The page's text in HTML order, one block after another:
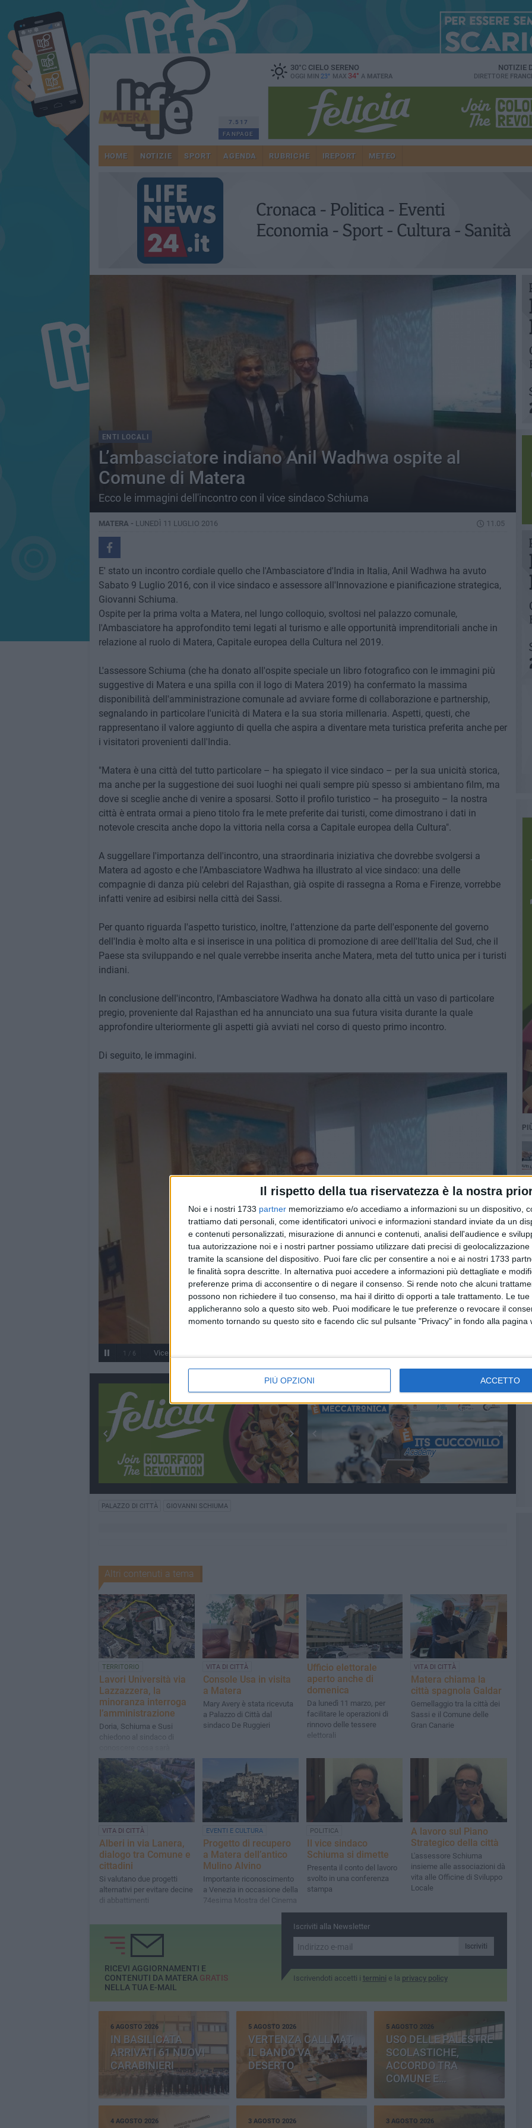
Il rispetto della tua riservatezza è la nostra
Noi e i nostri 1733 partner memorizziamo e/o accediamo a informazioni su un dispositivo,
trattiamo dati personali, come identificatori univoci e informazioni standard inviate da un
e contenuti personalizzati, misurazione di annunci e contenuti, analisi dell'audience e
tua autorizzazione noi e i nostri partner possiamo utilizzare dati precisi di
tramite la scansione del dispositivo. Puoi fare clic per consentire a noi e ai nostri 1733
le finalità sopra descritte. In alternativa puoi accedere a informazioni più dettagliate e
preferenze prima di acconsentire o di negare il consenso. Si rende noto che alcuni
possono non richiedere il tuo consenso, ma hai il diritto di opporti a tale trattamento. Le
applicheranno solo a questo sito web. Puoi modificare le tue preferenze o revocare il
momento tornando su questo sito e facendo clic sul pulsante "Privacy" in fondo alla pagina
PIÙ OPZIONI ACCETTO
7.517
FANPAGE
30°CCIELO SERENO
OGGI MIN 23° MAX 34° A MATERA
NOTIZIE
DIRETTORE
HOME NOTIZIE SPORT AGENDA RUBRICHE IREPORT METEO
ENTI LOCALI
L’ambasciatore indiano Anil Wadhwa ospite al
Comune di Matera
Ecco le immagini dell'incontro con il vice sindaco Schiuma
MATERA - LUNEDÌ 11 LUGLIO 2016 11.05
E' stato un incontro cordiale quello che l'Ambasciatore d'India in Italia, Anil Wadhwa ha avuto
Sabato 9 Luglio 2016, con il vice sindaco e assessore all'Innovazione e pianificazione strategica,
Giovanni Schiuma.
Ospite per la prima volta a Matera, nel lungo colloquio, svoltosi nel palazzo comunale,
l'Ambasciatore ha approfondito temi legati al turismo e alle opportunità imprenditoriali anche in
relazione al ruolo di Matera, Capitale europea della Cultura nel 2019.
L'assessore Schiuma (che ha donato all'ospite speciale un libro fotografico con le immagini più
suggestive di Matera e una spilla con il logo di Matera 2019) ha confermato la massima
disponibilità dell'amministrazione comunale ad avviare forme di collaborazione e partnership,
segnalando in particolare l'unicità di Matera e la sua storia millenaria. Aspetti, questi, che
rappresentano il valore aggiunto di quella che aspira a diventare meta turistica preferita anche per
i visitatori provenienti dall'India.
"Matera è una città del tutto particolare – ha spiegato il vice sindaco – per la sua unicità storica,
ma anche per la suggestione dei suoi luoghi nei quali sempre più spesso si ambientano film, ma
dove si sceglie anche di venire a sposarsi. Sotto il profilo turistico – ha proseguito – la nostra
città è entrata ormai a pieno titolo fra le mete preferite dai turisti, come dimostrano i dati in
notevole crescita anche dopo la vittoria nella corsa a Capitale europea della Cultura".
A suggellare l'importanza dell'incontro, una straordinaria iniziativa che dovrebbe svolgersi a
Matera ad agosto e che l'Ambasciatore Wadhwa ha illustrato al vice sindaco: una delle
compagnie di danza più celebri del Rajasthan, già ospite di rassegna a Roma e Firenze, vorrebbe
infatti venire ad esibirsi nella città dei Sassi.
Per quanto riguarda l'aspetto turistico, inoltre, l'attenzione da parte dell'esponente del governo
dell'India è molto alta e si inserisce in una politica di promozione di aree dell'Italia del Sud, che il
Paese sta sviluppando e nel quale verrebbe inserita anche Matera, meta del tutto unica per i turisti
indiani.
In conclusione dell'incontro, l'Ambasciatore Wadhwa ha donato alla città un vaso di particolare
pregio, proveniente dal Rajasthan ed ha annunciato una sua futura visita durante la quale
approfondire ulteriormente gli aspetti già avviati nel corso di questo primo incontro.
Di seguito, le immagini.
2 / 6 Vice sindaco Giovanni Schiuma e Ambasciatore indiano Anil Wadhwa
PALAZZO DI CITTÀ GIOVANNI SCHIUMA
Altri contenuti a tema
TERRITORIO
Lavori Università via
Lazzazzera, la
minoranza interroga
l’amministrazione
Doria, Schiuma e Susi
chiedono al sindaco di
allocato nel sito
VITA DI CITTÀ
Console Usa in visita
a Matera
Mary Avery è stata ricevuta
a Palazzo di Città dal
sindaco De Ruggieri
Ufficio elettorale
aperto anche di
domenica
Da lunedì 11 marzo, per
facilitare le operazioni di
rinnovo delle tessere
elettorali
VITA DI CITTÀ
Matera chiama la
città spagnola Galdar
Gemellaggio tra la città dei
Sassi e il Comune delle
Gran Canarie
VITA DI CITTÀ
Alberi in via Lanera,
dialogo tra Comune e
cittadini
Si valutano due progetti
alternativi per evitare decine
di abbattimenti
EVENTI E CULTURA
Progetto di recupero
a Matera dell’antico
Mulino Alvino
Importante riconoscimento
a Venezia in occasione della
74esima Mostra del Cinema
POLITICA
Il vice sindaco
Schiuma si dimette
Presenta il conto del lavoro
svolto in una conferenza
stampa
A lavoro sul Piano
Strategico della città
L'assessore Schiuma
insieme alle associazioni dà
vita alle Officine di Sviluppo
Locale
Iscriviti alla Newsletter
Iscriviti
Iscrivendoti accetti i termini e la privacy policy
RICEVI AGGIORNAMENTI E
CONTENUTI DA MATERA GRATIS
NELLA TUA E-MAIL
6 AGOSTO 2026
IN BASILICATA
ARRIVATI 61 NUOVI
CARABINIERI
5 AGOSTO 2026
VERTENZA CALLMAT,
IL BANDO VA
DESERTO
5 AGOSTO 2026
USO DELLE PALESTRE
SCOLASTICHE,
ACCORDO TRA
COMUNE E
PROVINCIA
4 AGOSTO 2026 3 AGOSTO 2026 3 AGOSTO 2026